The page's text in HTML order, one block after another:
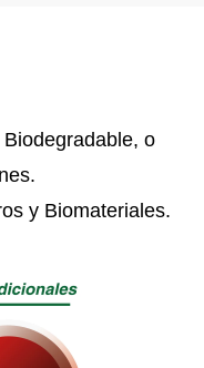
o
y Biomateriales.